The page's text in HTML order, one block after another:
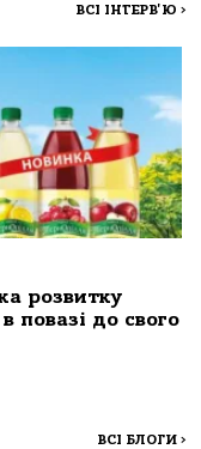
ВСІ ІНТЕРВ'Ю >
розвитку
повазі до свого
ВСІ БЛОГИ >